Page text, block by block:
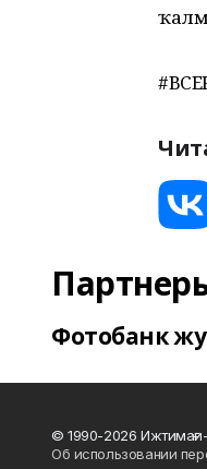
Фотобанк
© 1990-2026
Об использовании